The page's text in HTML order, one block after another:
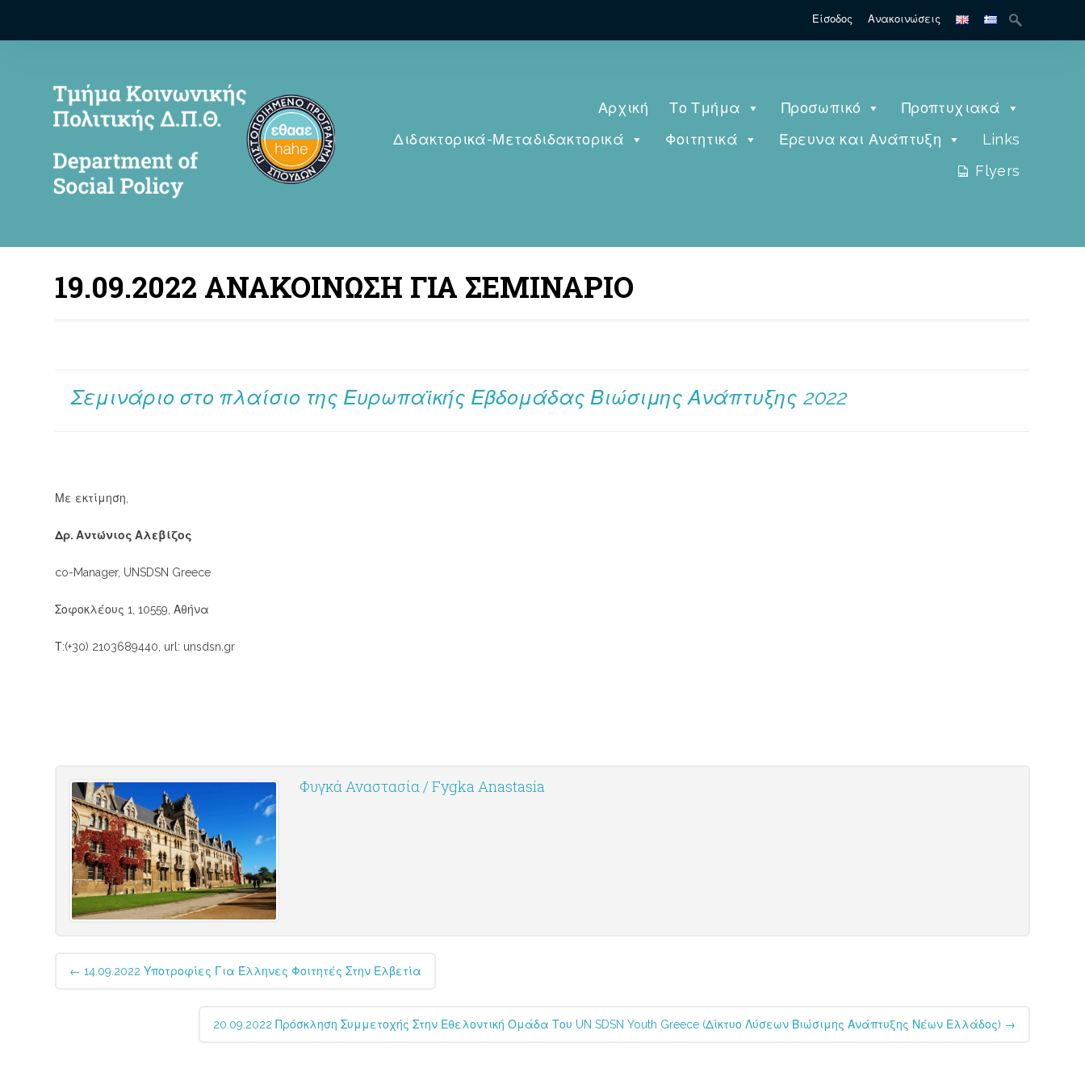
Είσοδος Ανακοινώσεις
Αρχική Το Τμήμα Προσωπικό
Προπτυχιακά
Διδακτορικά-Μεταδιδακτορικά
Φοιτητικά Έρευνα και Ανάπτυξη
Links
Flyers
19.09.2022 ΑΝΑΚΟΙΝΩΣΗ ΓΙΑ ΣΕΜΙΝΑΡΙΟ
Σεμινάριο στο πλαίσιο της Ευρωπαϊκής Εβδομάδας Βιώσιμης Ανάπτυξης 2022
Με εκτίμηση,
Δρ. Αντώνιος Αλεβίζος
co-Manager, UNSDSN Greece
Σοφοκλέους 1, 10559, Αθήνα
Τ:(+30) 2103689440, url: unsdsn.gr
Φυγκά Αναστασία / Fygka Anastasia
Post
navigation
← 14.09.2022 Υποτροφίες Για Έλληνες Φοιτητές Στην Ελβετία
20.09.2022 Πρόσκληση Συμμετοχής Στην Εθελοντική Ομάδα Του UN SDSN Youth Greece (Δίκτυο Λύσεων Βιώσιμης Ανάπτυξης Νέων Ελλάδος) →